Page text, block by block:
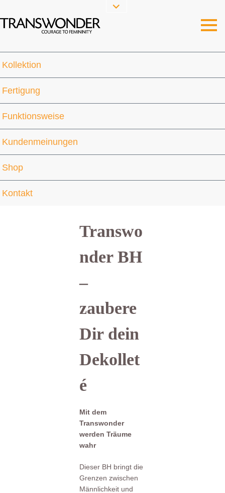
Kollektion
Fertigung
Funktionsweise
Kundenmeinungen
Shop
Kontakt
Transwo
nder BH
–
zaubere
Dir dein
Dekollet
é
Mit dem
Transwonder
werden Träume
wahr
Dieser BH bringt die
Grenzen zwischen
Männlichkeit und